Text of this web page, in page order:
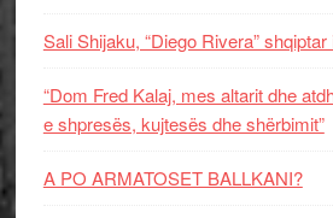
Sali Shijaku, “Diego Rivera”
“Dom Fred Kalaj, mes altarit dhe
e shpresës, kujtesës dhe shërbimit”
A PO ARMATOSET BALLKANI?